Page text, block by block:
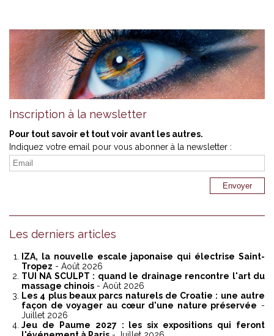
Inscription à la newsletter
Pour tout savoir et tout voir avant les autres.
Indiquez votre email pour vous abonner à la newsletter :
Les derniers articles
IZA, la nouvelle escale japonaise qui électrise Saint-
Tropez - Août 2026
TUI NA SCULPT : quand le drainage rencontre l'art du
massage chinois - Août 2026
Les 4 plus beaux parcs naturels de Croatie : une autre
façon de voyager au cœur d'une nature préservée -
Juillet 2026
Jeu de Paume 2027 : les six expositions qui feront